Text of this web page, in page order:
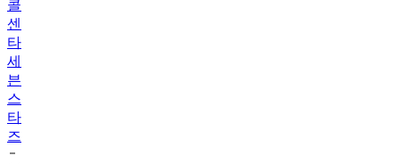
타
세
븐
스
타
즈
14
박